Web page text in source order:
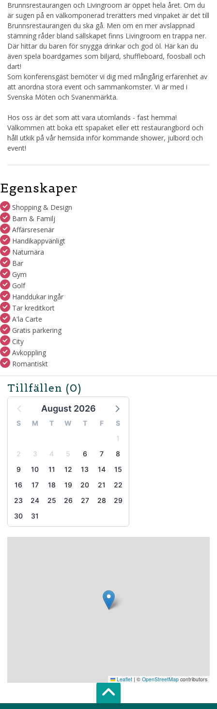
Brunnsrestaurangen och Livingroom är öppet hela året. Om du
är sugen på en välkomponerad trerätters med vinpaket är det till
Brunnsrestaurangen du ska gå. Men om en mer avslappnad
stämning råder bland sällskapet finns Livingroom en trappa ner.
Där hittar du baren för snygga drinkar och god öl. Här kan du
även spela boardgames som biljard, shuffleboard, foosball och
dart!
Som konferensgäst bemöter vi dig med mångårig erfarenhet av
att anordna stora event och sammankomster. Vi är med i
Svenska Möten och Svanenmärkta.
Hos oss är det som att vara utomlands - fast hemma!
Välkommen att boka ett spapaket eller ett restaurangbord och
håll utkik på vår hemsida inför kommande shower, julbord och
event!
Egenskaper
Shopping & Design
Barn & Familj
Affärsresenär
Handikappvänligt
Naturnära
Bar
Gym
Golf
Handdukar ingår
Tar kreditkort
A'la Carte
Gratis parkering
City
Avkoppling
Romantiskt
Tillfällen (0)
August 2026
S M T W T F
S
1
2
3 4 5 6 7
8
9
10 11 12 13 14
15
16
17 18 19 20 21
22
23
24 25 26 27 28
29
30
31
Leaflet | © OpenStreetMap contributors
Scroll top of